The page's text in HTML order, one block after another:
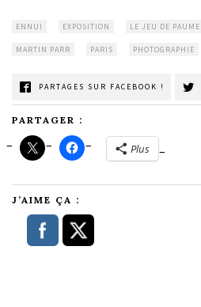
ENNUI EXPOSITION LE JEU DE PAUME
MARTIN PARR PARIS PHOTOGRAPHIE
PARTAGES SUR FACEBOOK !
PARTAGER :
Plus
J’AIME ÇA :